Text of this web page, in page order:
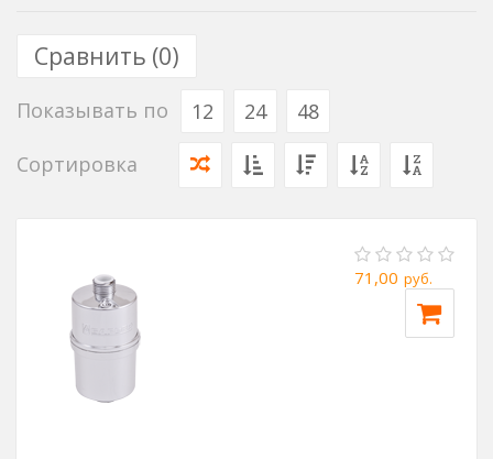
Сравнить (0)
Показывать по 12 24 48
Сортировка
71,00 руб.